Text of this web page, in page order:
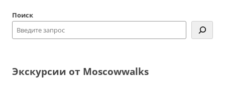
записям
Поиск
Экскурсии от Moscowwalks